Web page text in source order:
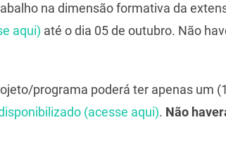
na dimensão formativa da
aqui) até o dia 05 de outubro. Não
programa poderá ter apenas um
(acesse aqui). Não